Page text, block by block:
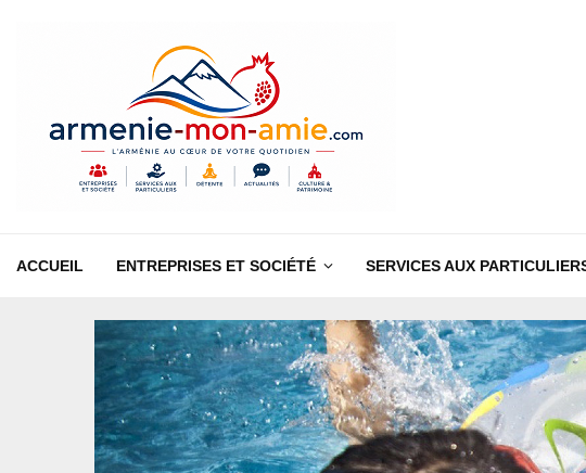
ACCUEIL ENTREPRISES ET SOCIÉTÉ SERVICES AUX